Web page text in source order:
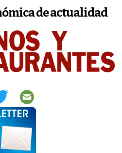
de actualidad